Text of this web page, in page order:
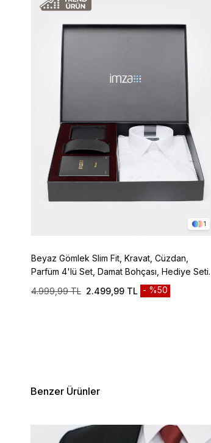
1
Beyaz Gömlek Slim Fit, Kravat, Cüzdan,
Parfüm 4'lü Set, Damat Bohçası, Hediye Seti,
4.999,99 TL 2.499,99 TL %50
Benzer Ürünler